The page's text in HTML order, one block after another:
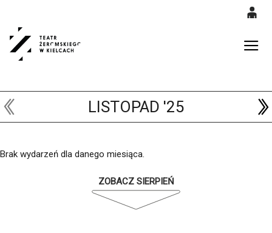
0,00
LISTOPAD '25
Brak wydarzeń dla danego miesiąca.
ZOBACZ SIERPIEŃ